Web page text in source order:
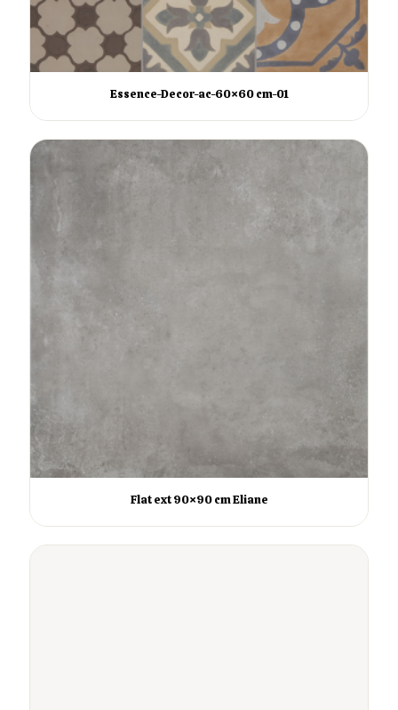
Essence-Decor-ac-60×60 cm-01
Flat ext 90×90 cm Eliane